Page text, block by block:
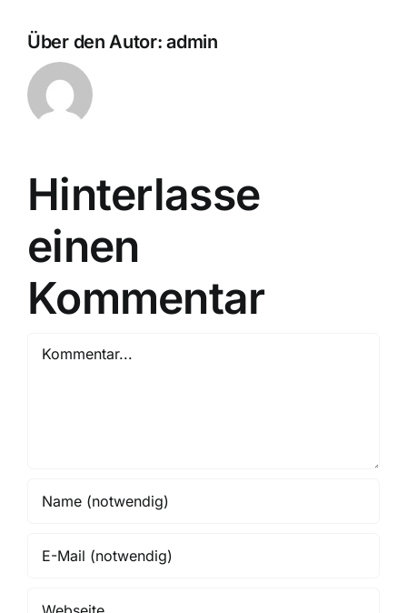
Über den Autor:admin
Hinterlasse
einen
Kommentar
Kommentar